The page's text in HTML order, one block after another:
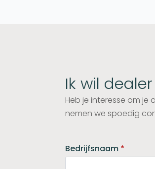
Ik wil
Heb je interesse om
nemen we spoedig
Bedrijfsnaam *